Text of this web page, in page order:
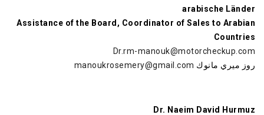
arabische Länder
Assistance of the Board, Coordinator of Sales to Arabian
Countries
Dr.rm-manouk@motorcheckup.com
روز ميري مانوك manoukrosemery@gmail.com
Dr. Naeim David Hurmuz